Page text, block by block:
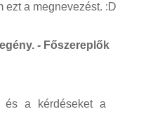
ezt a megnevezést. :D
- Főszereplők
és a kérdéseket a